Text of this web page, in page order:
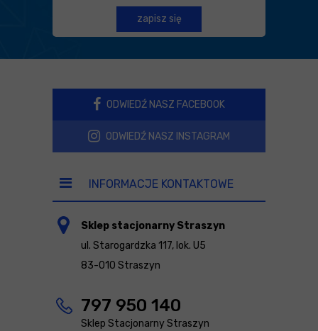
zapisz się
ODWIEDŹ NASZ FACEBOOK
ODWIEDŹ NASZ INSTAGRAM
INFORMACJE KONTAKTOWE
Sklep stacjonarny Straszyn
ul. Starogardzka 117, lok. U5
83-010 Straszyn
797 950 140
Sklep Stacjonarny Straszyn